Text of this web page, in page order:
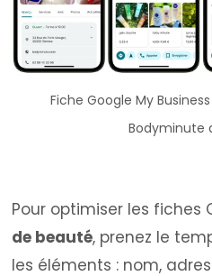
Fiche Google My
Bodyminute
Pour optimiser les fiches
de beauté, prenez le
les éléments : nom,